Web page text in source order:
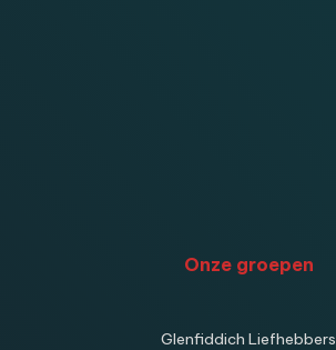
Onze groepen
Glenfiddich Liefhebbers